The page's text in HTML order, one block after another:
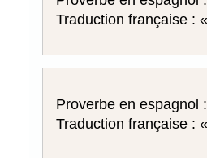
Traduction française :
Proverbe en espagnol :
Traduction française :